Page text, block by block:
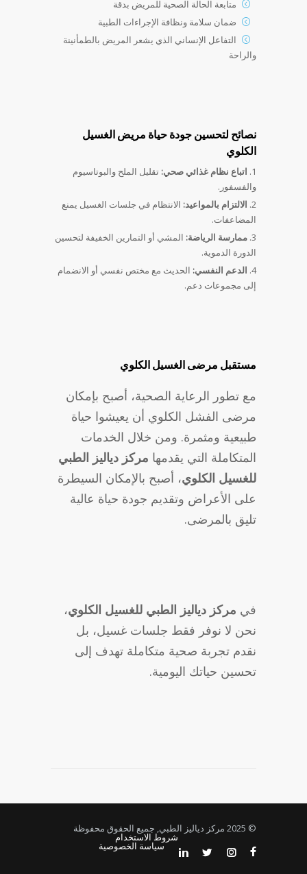
متابعة الحالة الصحية للمريض بدقة
ضمان سلامة ونظافة الإجراءات الطبية
التفاعل الإنساني الذي يشعر المريض بالطمأنينة
والراحة
نصائح لتحسين جودة حياة مريض الغسيل
الكلوي
اتباع نظام غذائي صحي: تقليل الملح والبوتاسيوم
والفسفور.
الالتزام بالمواعيد: الانتظام في جلسات الغسيل يمنع
المضاعفات.
ممارسة الرياضة: المشي أو التمارين الخفيفة لتحسين
الدورة الدموية.
الدعم النفسي: الحديث مع مختص نفسي أو الانضمام
إلى مجموعات دعم.
مستقبل مرضى الغسيل الكلوي
مع تطور الرعاية الصحية، أصبح بإمكان
مرضى الفشل الكلوي أن يعيشوا حياة
طبيعية ومثمرة. ومن خلال الخدمات
المتكاملة التي يقدمها مركز دياليز الطبي
للغسيل الكلوي، أصبح بالإمكان السيطرة
على الأعراض وتقديم جودة حياة عالية
تليق بالمرضى.
في مركز دياليز الطبي للغسيل الكلوي،
نحن لا نوفر فقط جلسات غسيل، بل
نقدم تجربة صحية متكاملة تهدف إلى
تحسين حياتك اليومية.
© 2025 مركز دياليز الطبي, جميع الحقوق محفوظة
شروط الاستخدام
سياسة الخصوصية